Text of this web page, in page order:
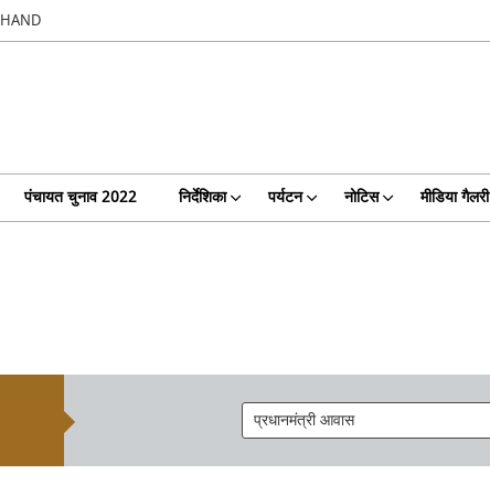
पंचायत चुनाव 2022 निर्देशिका पर्यटन नोटिस मीडिया गैलरी